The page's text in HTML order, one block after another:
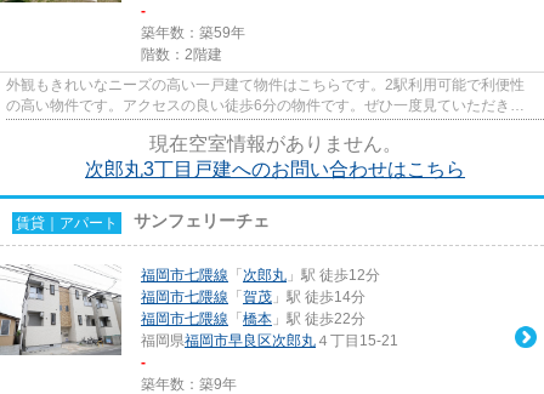
-
築年数：築59年
階数：2階建
外観もきれいなニーズの高い一戸建て物件はこちらです。2駅利用可能で利便性
の高い物件です。アクセスの良い徒歩6分の物件です。ぜひ一度見ていただきた
現在空室情報がありません。
次郎丸3丁目戸建へのお問い合わせはこちら
賃貸｜アパート サンフェリーチェ
福岡市七隈線 「 次郎丸 」駅 徒歩12分
福岡市七隈線 「 賀茂 」駅 徒歩14分
福岡市七隈線 「 橋本 」駅 徒歩22分
福岡県福岡市早良区次郎丸 ４丁目15-21
-
築年数：築9年